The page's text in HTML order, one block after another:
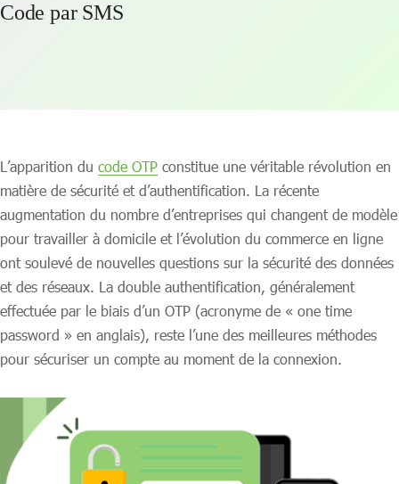
Code par SMS
L’apparition du code OTP constitue une véritable révolution en
matière de sécurité et d’authentification. La récente
augmentation du nombre d’entreprises qui changent de modèle
pour travailler à domicile et l’évolution du commerce en ligne
ont soulevé de nouvelles questions sur la sécurité des données
et des réseaux. La double authentification, généralement
effectuée par le biais d’un OTP (acronyme de « one time
password » en anglais), reste l’une des meilleures méthodes
pour sécuriser un compte au moment de la connexion.